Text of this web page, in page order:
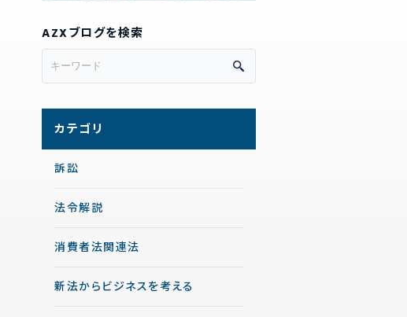
AZXブログを検索
カテゴリ
訴訟
法令解説
消費者法関連法
新法からビジネスを考える